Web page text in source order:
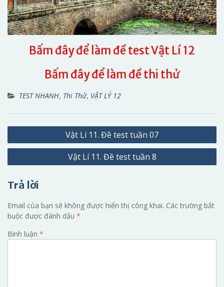
Bấm đây để làm đề test Vật Lí 12
Bấm đây để làm đề thi thử
TEST NHANH, Thi Thử, VẬT LÝ 12
Điều
hướng
Vật Lí 11. Đề test tuần 07
Vật Lí 11. Đề test tuần 8
Trả lời
Email của bạn sẽ không được hiển thị công khai. Các trường bắt
buộc được đánh dấu *
Bình luận *